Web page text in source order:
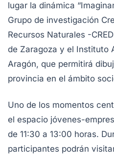
lugar la dinámica
Grupo de investigación
Recursos Naturales -
de Zaragoza y el Instituto
Aragón, que permitirá
provincia en el ámbito
Uno de los momentos
el espacio jóvenes-
de 11:30 a 13:00 horas.
participantes podrán